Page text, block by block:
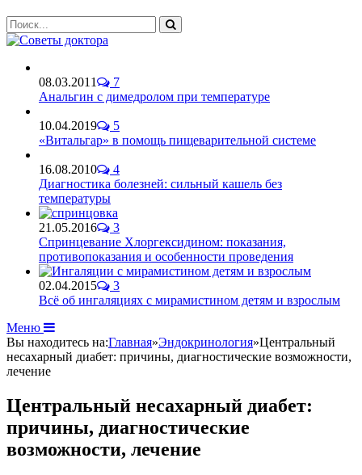
08.03.2011
7
Анальгин с димедролом при температуре
10.04.2019
5
«Витальгар» в помощь пищеварительной системе
16.08.2010
4
Диагностика болезней: сильный кашель без
температуры
21.05.2016
3
Спринцевание Хлоргексидином: показания,
противопоказания и особенности проведения
02.04.2015
3
Всё об ингаляциях с мирамистином детям и взрослым
Меню
Вы находитесь на:Главная»Эндокринология»Центральный
несахарный диабет: причины, диагностические возможности,
лечение
Центральный несахарный диабет:
причины, диагностические
возможности, лечение